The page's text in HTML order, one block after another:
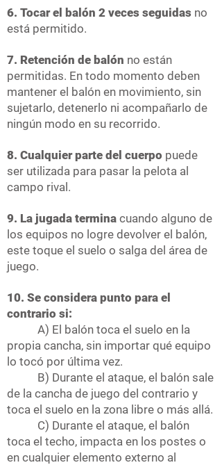
6. Tocar el balón 2 veces seguidas no
está permitido.
7. Retención de balón no están
permitidas. En todo momento deben
mantener el balón en movimiento, sin
sujetarlo, detenerlo ni acompañarlo de
ningún modo en su recorrido.
8. Cualquier parte del cuerpo puede
ser utilizada para pasar la pelota al
campo rival.
9. La jugada termina cuando alguno de
los equipos no logre devolver el balón,
este toque el suelo o salga del área de
juego.
10. Se considera punto para el
contrario si:
A) El balón toca el suelo en la
propia cancha, sin importar qué equipo
lo tocó por última vez.
B) Durante el ataque, el balón sale
de la cancha de juego del contrario y
toca el suelo en la zona libre o más allá.
C) Durante el ataque, el balón
toca el techo, impacta en los postes o
en cualquier elemento externo al